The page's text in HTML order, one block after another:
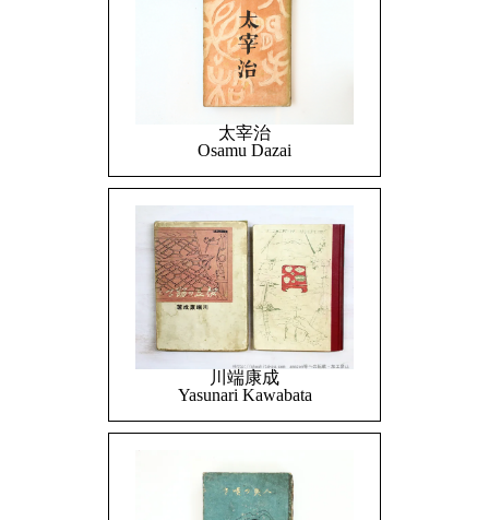
太宰治
Osamu Dazai
川端康成
Yasunari Kawabata